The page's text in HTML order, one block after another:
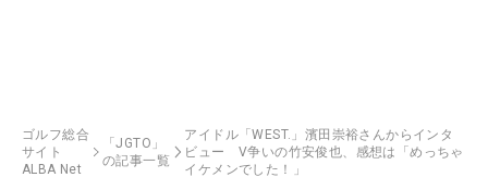
ゴルフ総合
サイト
ALBA Net
「JGTO」
の記事一覧
アイドル「WEST.」濱田崇裕さんからインタ
ビュー V争いの竹安俊也、感想は「めっちゃ
イケメンでした！」